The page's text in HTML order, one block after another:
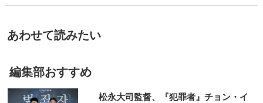
あわせて読みたい
編集部おすすめ
松永大司監督、『犯罪者』チョン・イ